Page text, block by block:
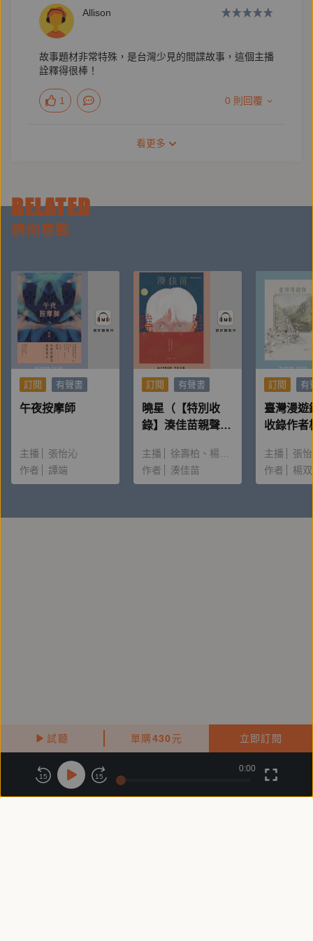
試聽 單購430 元 立即訂閱
的旅途：陷在時代困局中的兩岸報導》、《海風泱
泱》。
產品企劃：王乃柔
Allison
故事題材非常特殊，是台灣少見的間諜故事，這個主播
詮釋得很棒！
1 0 則回覆
看更多
RELATED
猜你喜歡
訂閱 有聲書
午夜按摩師
主播
張怡沁
作者
譚端
訂閱 有聲書
曉星（【特別收
錄】湊佳苗親聲朗
主播 徐壽柏
楊雅淳
作者
湊佳苗
訂閱 有
臺灣漫遊
收錄作者
主播
張
作者
楊
關於鏡好聽
商務合作 付費條款 會員條款
15 15
0:00